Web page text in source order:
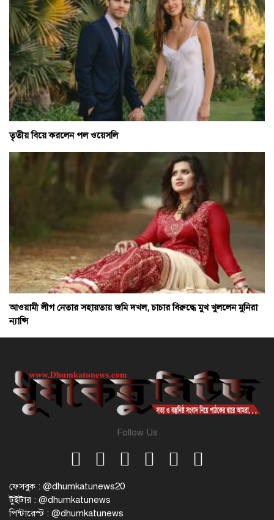
তৃতীয় বিয়ে করলেন পল ওয়েসলি
আওয়ামী লীগ নেতার সহায়তায় জমি দখল, চাচার বিরুদ্ধে মুখ খুললেন মুনিরা
ন্যান্সি
Follow Us
ফেসবুক : @dhumkatunews20
টুইটার : @dhumkatunews
পিন্টারেস্ট : @dhumkatunews